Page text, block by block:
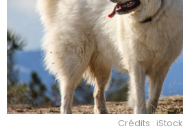
Crédits : iStock